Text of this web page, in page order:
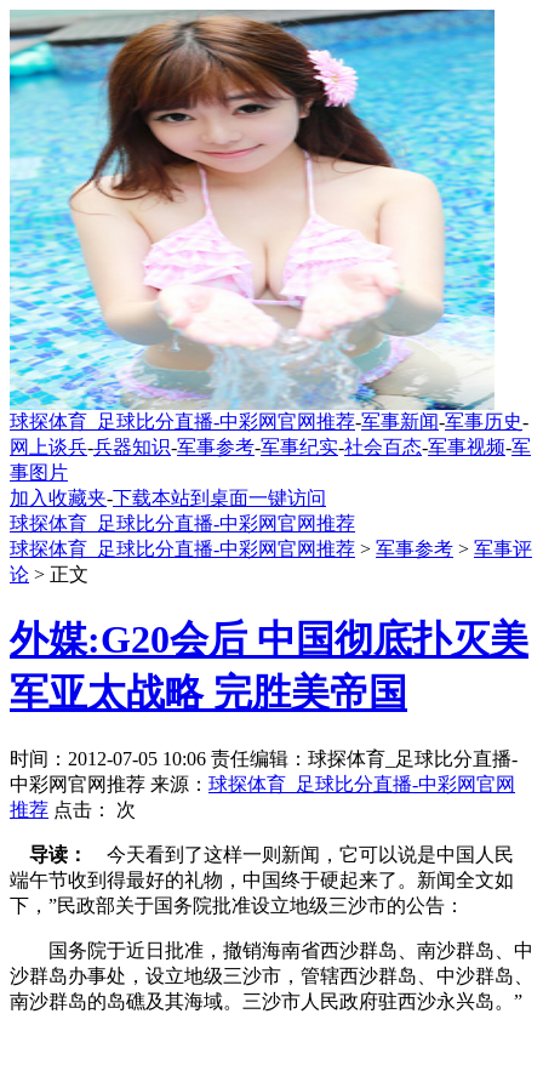
球探体育_足球比分直播-中彩网官网推荐-军事新闻-军事历史-
网上谈兵-兵器知识-军事参考-军事纪实-社会百态-军事视频-军
事图片
加入收藏夹-下载本站到桌面一键访问
球探体育_足球比分直播-中彩网官网推荐
球探体育_足球比分直播-中彩网官网推荐 > 军事参考 > 军事评
论 > 正文
外媒:G20会后 中国彻底扑灭美
军亚太战略 完胜美帝国
时间：2012-07-05 10:06 责任编辑：球探体育_足球比分直播-
中彩网官网推荐 来源： 球探体育_足球比分直播-中彩网官网
推荐 点击： 次
导读：
今天看到了这样一则新闻，它可以说是中国人民
端午节收到得最好的礼物，中国终于硬起来了。新闻全文如
下，”民政部关于国务院批准设立地级三沙市的公告：
国务院于近日批准，撤销海南省西沙群岛、南沙群岛、中
沙群岛办事处，设立地级三沙市，管辖西沙群岛、中沙群岛、
南沙群岛的岛礁及其海域。三沙市人民政府驻西沙永兴岛。”